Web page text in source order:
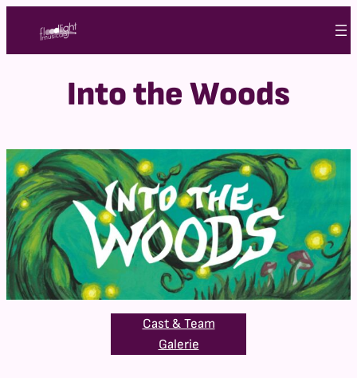
content
Into the Woods
Cast & Team
Galerie